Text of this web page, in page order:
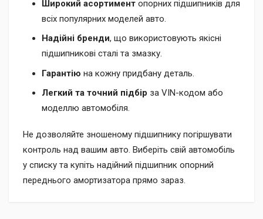
Широкий асортимент опорних підшипників для
всіх популярних моделей авто.
Надійні бренди, що використовують якісні
підшипникові сталі та змазку.
Гарантію на кожну придбану деталь.
Легкий та точний підбір за VIN-кодом або
моделлю автомобіля.
Не дозволяйте зношеному підшипнику погіршувати
контроль над вашим авто. Виберіть свій автомобіль
у списку та купіть надійний підшипник опорний
переднього амортизатора прямо зараз.